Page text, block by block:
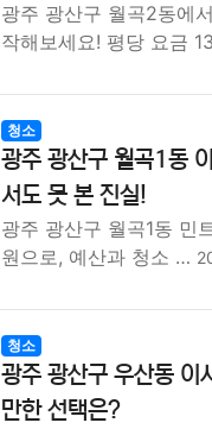
광주 광산구 월곡2동에
작해보세요! 평당 요금
청소
광주 광산구 월곡1동
서도 못 본 진실!
광주 광산구 월곡1동 민
원으로, 예산과 청소 …
청소
광주 광산구 우산동 이
만한 선택은?